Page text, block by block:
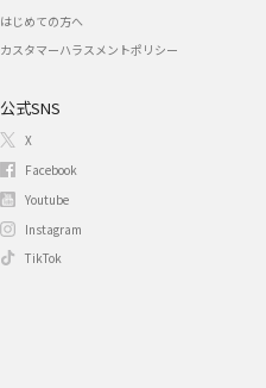
はじめての方へ
カスタマーハラスメントポリシー
公式SNS
X
Facebook
Youtube
Instagram
TikTok